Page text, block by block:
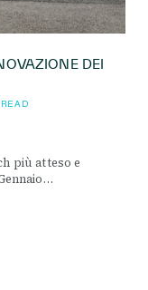
DEI
più atteso e